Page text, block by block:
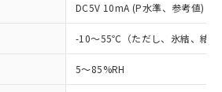
DC5V 10mA (P水準、参考値) (
-10～55℃（ただし、氷結、結露
5～85%RH
当ウェブサイト上で当社にご
た部品リストについて、当社
社の共同利用者が、当社の製
ビスに関するお客様との取
に必要な範囲で利用すること
明書ダウンロード